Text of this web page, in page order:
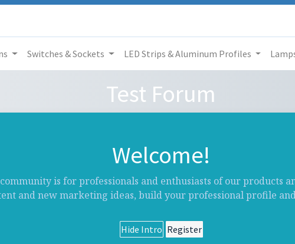
Switches & Sockets LED Strips & Aluminum Profiles
Test Forum
Welcome!
is for professionals and enthusiasts of our products
and new marketing ideas, build your professional profile
Hide Intro Register